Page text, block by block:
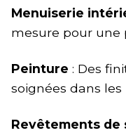
Menuiserie
mesure pour une
Peinture : Des
soignées dans
Revêtements de